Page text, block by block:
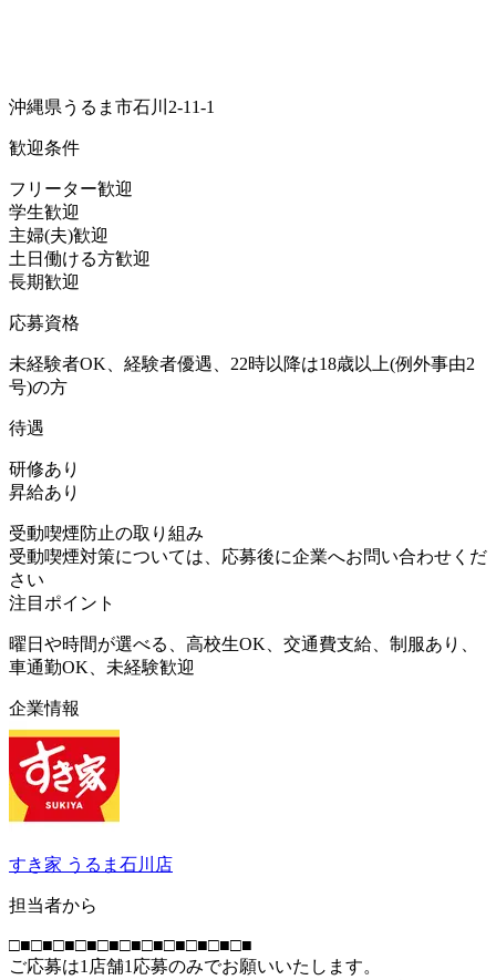
沖縄県うるま市石川2-11-1
歓迎条件
フリーター歓迎
学生歓迎
主婦(夫)歓迎
土日働ける方歓迎
長期歓迎
応募資格
未経験者OK、経験者優遇、22時以降は18歳以上(例外事由2
号)の方
待遇
研修あり
昇給あり
受動喫煙防止の取り組み
受動喫煙対策については、応募後に企業へお問い合わせくだ
さい
注目ポイント
曜日や時間が選べる、高校生OK、交通費支給、制服あり、
車通勤OK、未経験歓迎
企業情報
すき家 うるま石川店
担当者から
□■□■□■□■□■□■□■□■□■□■□■
ご応募は1店舗1応募のみでお願いいたします。